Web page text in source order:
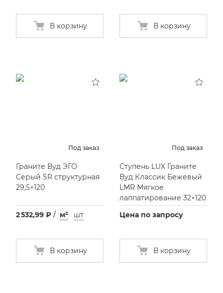
В корзину В корзину
Под заказ
Граните Вуд ЭГО
Серый SR структурная
29,5×120
2 532,99 ₽ / м² шт
В корзину
Под заказ
Ступень LUX Граните
Вуд Классик Бежевый
LMR Мягкое
лаппатирование 32×120
Цена по запросу
В корзину